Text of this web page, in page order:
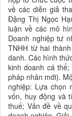
về các diễn giả
Đặng Thị Ngọc
luận về các mô
Doanh nghiệp tư
TNHH từ hai
danh. Các hình
kinh doanh cá
pháp nhân mới).
nghiệp: Lựa chọn
vốn, huy động và
thuế; Vấn đề về